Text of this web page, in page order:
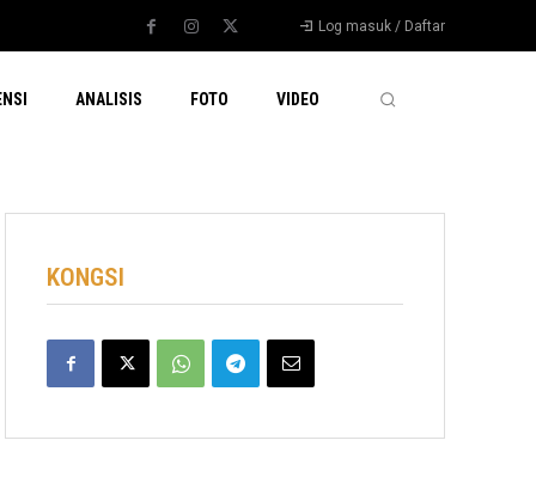
Log masuk / Daftar
ANALISIS FOTO VIDEO
KONGSI